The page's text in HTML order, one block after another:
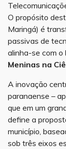
O propósito
Maringá) é
passivas de
alinha-se com o
Meninas na
A inovação
paranaense –
que em um
define a
município,
sob três eixos